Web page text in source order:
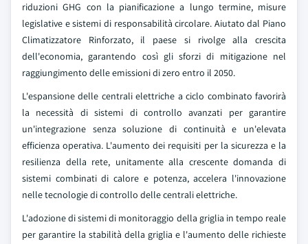
riduzioni GHG con la pianificazione a lungo termine, misure
legislative e sistemi di responsabilità circolare. Aiutato dal Piano
Climatizzatore Rinforzato, il paese si rivolge alla crescita
dell'economia, garantendo così gli sforzi di mitigazione nel
raggiungimento delle emissioni di zero entro il 2050.
L'espansione delle centrali elettriche a ciclo combinato favorirà
la necessità di sistemi di controllo avanzati per garantire
un'integrazione senza soluzione di continuità e un'elevata
efficienza operativa. L'aumento dei requisiti per la sicurezza e la
resilienza della rete, unitamente alla crescente domanda di
sistemi combinati di calore e potenza, accelera l'innovazione
nelle tecnologie di controllo delle centrali elettriche.
L'adozione di sistemi di monitoraggio della griglia in tempo reale
per garantire la stabilità della griglia e l'aumento delle richieste